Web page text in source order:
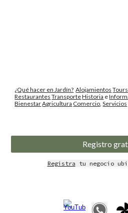
¿Qué hacer en Jardín? Alojamientos Tours
Restaurantes TransporteHistoria e
BienestarAgricultura Comercio,Servicios
Registro
Registra tu negocio